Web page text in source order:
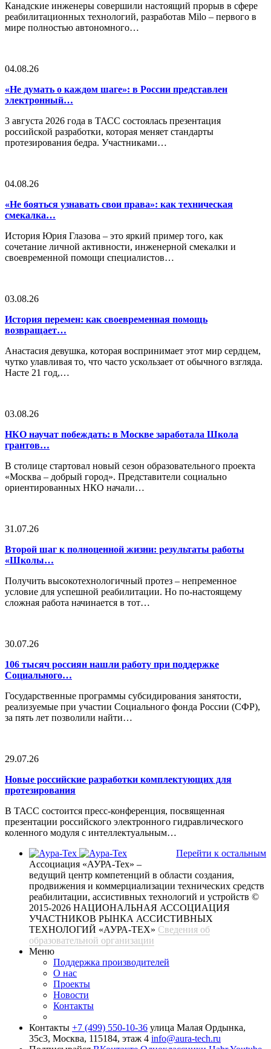
Канадские инженеры совершили настоящий прорыв в сфере
реабилитационных технологий, разработав Milo – первого в
мире полностью автономного…
04.08.26
«Не думать о каждом шаге»: в России представлен
электронный…
3 августа 2026 года в ТАСС состоялась презентация
российской разработки, которая меняет стандарты
протезирования бедра. Участниками…
04.08.26
«Не бояться узнавать свои права»: как техническая
смекалка…
История Юрия Глазова – это яркий пример того, как
сочетание личной активности, инженерной смекалки и
своевременной помощи специалистов…
03.08.26
История перемен: как своевременная помощь
возвращает…
Анастасия девушка, которая воспринимает этот мир сердцем,
чутко улавливая то, что часто ускользает от обычного взгляда.
Насте 21 год,…
03.08.26
НКО научат побеждать: в Москве заработала Школа
грантов…
В столице стартовал новый сезон образовательного проекта
«Москва – добрый город». Представители социально
ориентированных НКО начали…
31.07.26
Второй шаг к полноценной жизни: результаты работы
«Школы…
Получить высокотехнологичный протез – непременное
условие для успешной реабилитации. Но по-настоящему
сложная работа начинается в тот…
30.07.26
106 тысяч россиян нашли работу при поддержке
Социального…
Государственные программы субсидирования занятости,
реализуемые при участии Социального фонда России (СФР),
за пять лет позволили найти…
29.07.26
Новые российские разработки комплектующих для
протезирования
В ТАСС состоится пресс-конференция, посвященная
презентации российского электронного гидравлического
коленного модуля с интеллектуальным…
Перейти к остальным
Ассоциация «АУРА-Тех» –
ведущий центр компетенций в области создания,
продвижения и коммерциализации технических средств
реабилитации, ассистивных технологий и устройств ©
2015-2026 НАЦИОНАЛЬНАЯ АССОЦИАЦИЯ
УЧАСТНИКОВ РЫНКА АССИСТИВНЫХ
ТЕХНОЛОГИЙ «АУРА-ТЕХ» Сведения об
образовательной организации
Меню
Поддержка производителей
О нас
Проекты
Новости
Контакты
Контакты +7 (499) 550-10-36 улица Малая Ордынка,
35с3, Москва, 115184, этаж 4 info@aura-tech.ru